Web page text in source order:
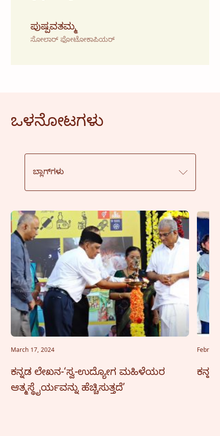
ಪುಷ್ಪವತಮ್ಮ
ಸೋಲಾರ್ ಫೋಟೋಕಾಪಿಯರ್
ಒಳನೋಟಗಳು
ಬ್ಲಾಗ್‌ಗಳು
March 17, 2024
ಕನ್ನಡ ಲೇಖನ-‘ಸ್ವ-ಉದ್ಯೋಗ ಮಹಿಳೆಯರ
ಆತ್ಮಸ್ಥೈರ್ಯವನ್ನು ಹೆಚ್ಚಿಸುತ್ತದೆ’